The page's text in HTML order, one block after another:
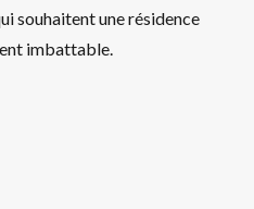
souhaitent une résidence
imbattable.